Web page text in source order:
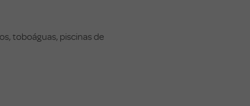
toboáguas, piscinas de